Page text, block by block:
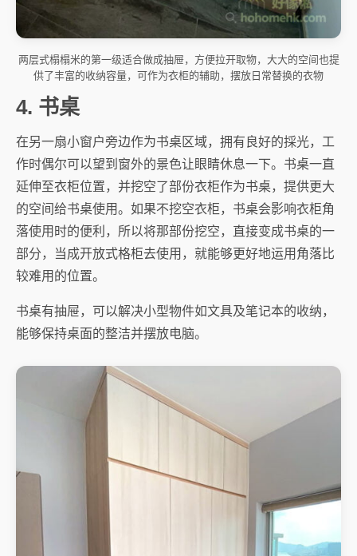
两层式榻榻米的第一级适合做成抽屉，方便拉开取物，大大的空间也提
供了丰富的收纳容量，可作为衣柜的辅助，摆放日常替换的衣物
4. 书桌
在另一扇小窗户旁边作为书桌区域，拥有良好的採光，工
作时偶尔可以望到窗外的景色让眼睛休息一下。书桌一直
延伸至衣柜位置，并挖空了部份衣柜作为书桌，提供更大
的空间给书桌使用。如果不挖空衣柜，书桌会影响衣柜角
落使用时的便利，所以将那部份挖空，直接变成书桌的一
部分，当成开放式格柜去使用，就能够更好地运用角落比
较难用的位置。
书桌有抽屉，可以解决小型物件如文具及笔记本的收纳，
能够保持桌面的整洁并摆放电脑。